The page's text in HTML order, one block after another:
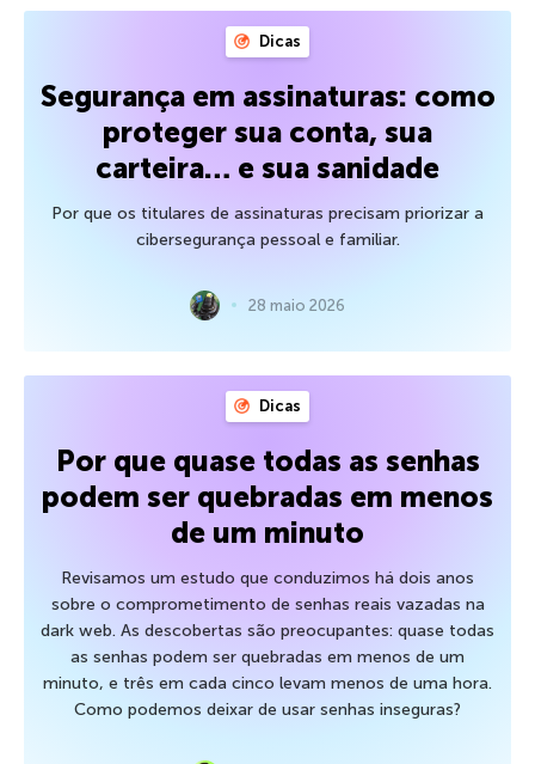
Dicas
Segurança em assinaturas: como
proteger sua conta, sua
carteira… e sua sanidade
Por que os titulares de assinaturas precisam priorizar a
cibersegurança pessoal e familiar.
28 maio 2026
Dicas
Por que quase todas as senhas
podem ser quebradas em menos
de um minuto
Revisamos um estudo que conduzimos há dois anos
sobre o comprometimento de senhas reais vazadas na
dark web. As descobertas são preocupantes: quase todas
as senhas podem ser quebradas em menos de um
minuto, e três em cada cinco levam menos de uma hora.
Como podemos deixar de usar senhas inseguras?